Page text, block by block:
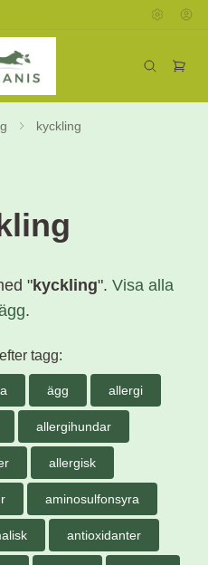
kyckling
"kyckling". Visa alla
.
tagg:
ägg allergi
allergihundar
allergisk
aminosulfonsyra
antioxidanter